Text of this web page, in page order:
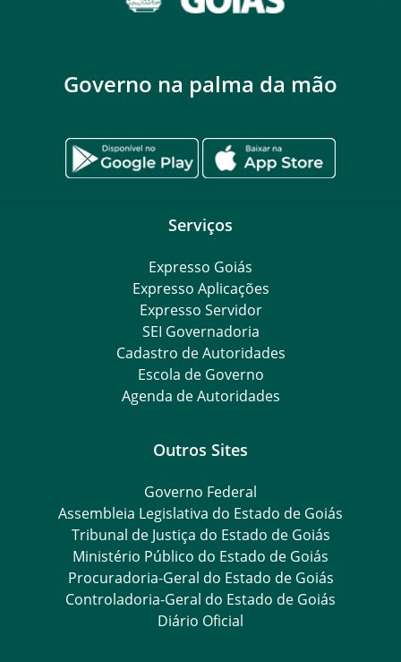
Governo na palma da mão
Serviços
Expresso Goiás
Expresso Aplicações
Expresso Servidor
SEI Governadoria
Cadastro de Autoridades
Escola de Governo
Agenda de Autoridades
Outros Sites
Governo Federal
Assembleia Legislativa do Estado de Goiás
Tribunal de Justiça do Estado de Goiás
Ministério Público do Estado de Goiás
Procuradoria-Geral do Estado de Goiás
Controladoria-Geral do Estado de Goiás
Diário Oficial